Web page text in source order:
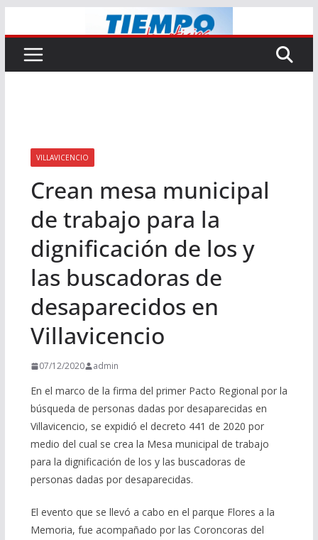
al
contenido
VILLAVICENCIO
Crean mesa municipal
de trabajo para la
dignificación de los y
las buscadoras de
desaparecidos en
Villavicencio
07/12/2020 admin
En el marco de la firma del primer Pacto Regional por la
búsqueda de personas dadas por desaparecidas en
Villavicencio, se expidió el decreto 441 de 2020 por
medio del cual se crea la Mesa municipal de trabajo
para la dignificación de los y las buscadoras de
personas dadas por desaparecidas.
El evento que se llevó a cabo en el parque Flores a la
Memoria, fue acompañado por las Coroncoras del